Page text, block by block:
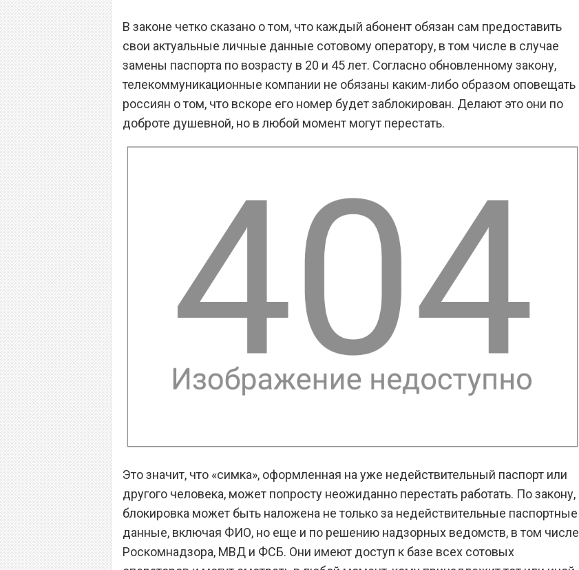
В законе четко сказано о том, что каждый абонент обязан сам предоставить
свои актуальные личные данные сотовому оператору, в том числе в случае
замены паспорта по возрасту в 20 и 45 лет. Согласно обновленному закону,
телекоммуникационные компании не обязаны каким-либо образом оповещать
россиян о том, что вскоре его номер будет заблокирован. Делают это они по
доброте душевной, но в любой момент могут перестать.
Это значит, что «симка», оформленная на уже недействительный паспорт или
другого человека, может попросту неожиданно перестать работать. По закону,
блокировка может быть наложена не только за недействительные паспортные
данные, включая ФИО, но еще и по решению надзорных ведомств, в том числе
Роскомнадзора, МВД и ФСБ. Они имеют доступ к базе всех сотовых